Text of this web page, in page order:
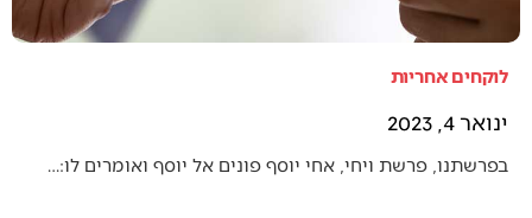
לוקחים אחריות
ינואר 4, 2023
בפרשתנו, פרשת ויחי, אחי יוסף פונים אל יוסף ואומרים לו:…